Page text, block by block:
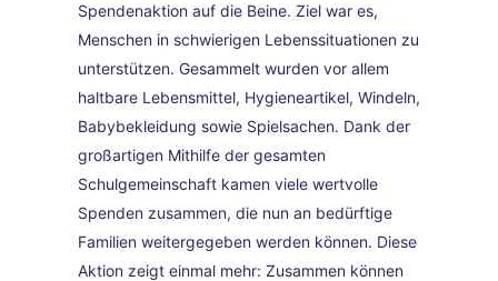
Spendenaktion auf die Beine. Ziel war es,
Menschen in schwierigen Lebenssituationen zu
unterstützen. Gesammelt wurden vor allem
haltbare Lebensmittel, Hygieneartikel, Windeln,
Babybekleidung sowie Spielsachen. Dank der
großartigen Mithilfe der gesamten
Schulgemeinschaft kamen viele wertvolle
Spenden zusammen, die nun an bedürftige
Familien weitergegeben werden können. Diese
Aktion zeigt einmal mehr: Zusammen können